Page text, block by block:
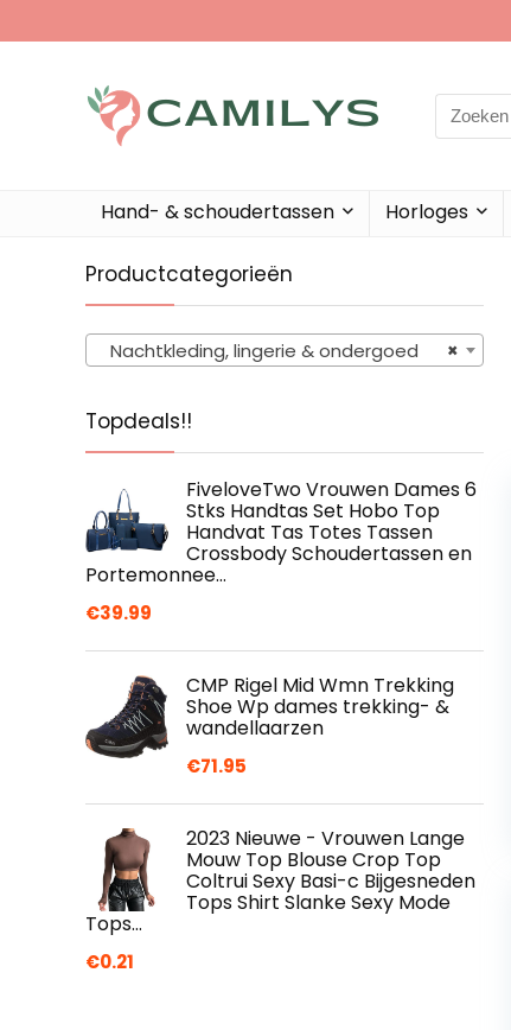
Search
for:
Hand- & schoudertassen Horloges
Productcategorieën
×
Nachtkleding, lingerie & ondergoed
Topdeals!!
FiveloveTwo Vrouwen Dames 6
Stks Handtas Set Hobo Top
Handvat Tas Totes Tassen
Crossbody Schoudertassen en
Portemonnee…
€39.99
CMP Rigel Mid Wmn Trekking
Shoe Wp dames trekking- &
wandellaarzen
€71.95
2023 Nieuwe - Vrouwen Lange
Mouw Top Blouse Crop Top
Coltrui Sexy Basi-c Bijgesneden
Tops Shirt Slanke Sexy Mode
Tops…
€0.21